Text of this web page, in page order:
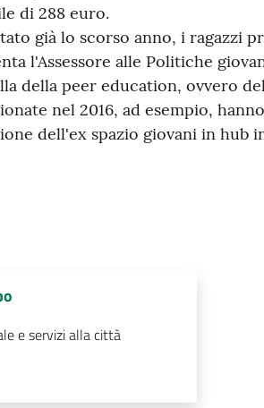
di 288 euro.
già lo scorso anno, i ragazzi
l'Assessore alle Politiche
della peer education, ovvero
nel 2016, ad esempio,
dell'ex spazio giovani in hub
e servizi alla città